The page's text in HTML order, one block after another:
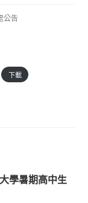
公告
下載
學暑期高中生